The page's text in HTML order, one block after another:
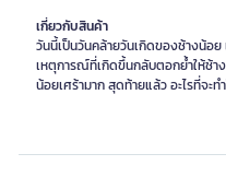
เกี่ยวกับสินค้า
วันนี้เป็นวันคล้ายวันเกิดของช้างน้อ
เหตุการณ์ที่เกิดขึ้นกลับตอกย้ำให้ช้าง
น้อยเศร้ามาก สุดท้ายแล้ว อะไรที่จะ